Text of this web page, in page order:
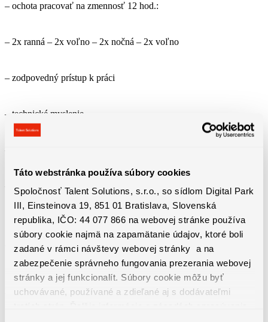
Táto webstránka používa súbory cookies
Spoločnosť Talent Solutions, s.r.o., so sídlom Digital Park
III, Einsteinova 19, 851 01 Bratislava, Slovenská
republika, IČO: 44 077 866 na webovej stránke používa
súbory cookie najmä na zapamätanie údajov, ktoré boli
zadané v rámci návštevy webovej stránky a na
zabezpečenie správneho fungovania prezerania webovej
stránky a jej funkcionalít. Súbory cookie môžu byť
uchovávané, používané a zdieľané aj s dodávateľmi
– ochota pracovať na zmennosť 12 hod.:
– 2x ranná – 2x voľno – 2x nočná – 2x voľno
– zodpovedný prístup k práci
– technické myslenie
– dobrý zdravotný stav – práca v stoji
Benefity práce